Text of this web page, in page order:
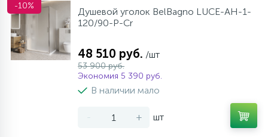
-10%
Душевой уголок BelBagno LUCE-AH-1-
120/90-P-Cr
48 510 руб. /шт
53 900 руб.
Экономия 5 390 руб.
В наличии мало
- + шт